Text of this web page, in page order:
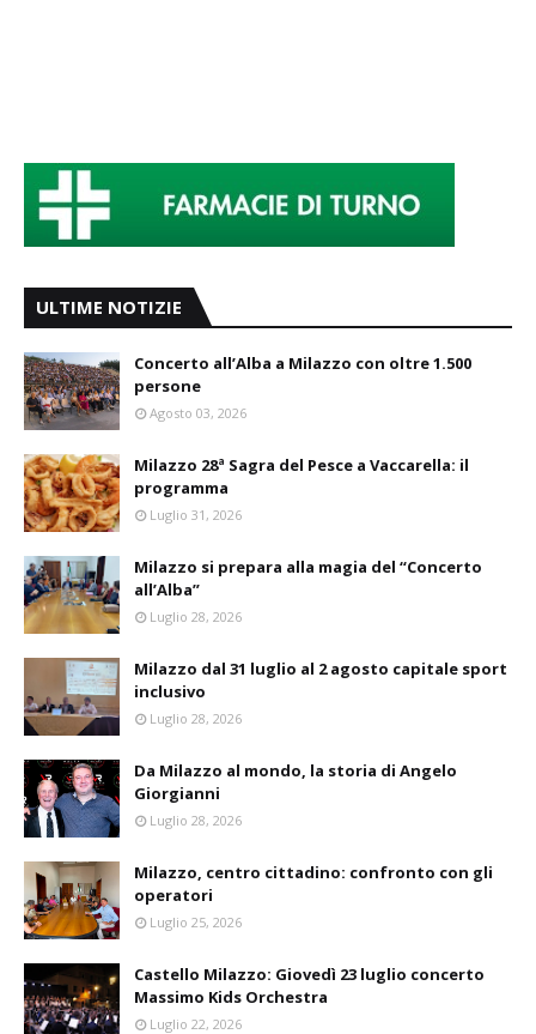
ULTIME NOTIZIE
Concerto all’Alba a Milazzo con oltre 1.500
persone
Agosto 03, 2026
Milazzo 28ª Sagra del Pesce a Vaccarella: il
programma
Luglio 31, 2026
Milazzo si prepara alla magia del “Concerto
all’Alba”
Luglio 28, 2026
Milazzo dal 31 luglio al 2 agosto capitale sport
inclusivo
Luglio 28, 2026
Da Milazzo al mondo, la storia di Angelo
Giorgianni
Luglio 28, 2026
Milazzo, centro cittadino: confronto con gli
operatori
Luglio 25, 2026
Castello Milazzo: Giovedì 23 luglio concerto
Massimo Kids Orchestra
Luglio 22, 2026